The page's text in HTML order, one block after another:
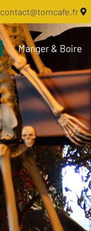
contact@tomcafe.fr
Manger & Boire